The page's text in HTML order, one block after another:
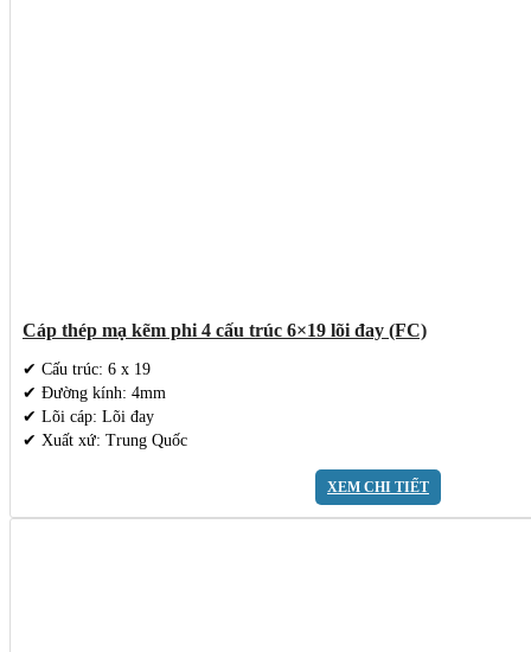
Cáp thép mạ kẽm phi 4 cấu trúc 6×19 lõi đay (FC)
✔ Cấu trúc: 6 x 19
✔ Đường kính: 4mm
✔ Lõi cáp: Lõi đay
✔ Xuất xứ: Trung Quốc
XEM CHI TIẾT